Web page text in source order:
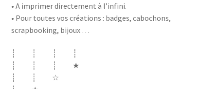
• A imprimer directement à l’infini.
• Pour toutes vos créations : badges, cabochons,
scrapbooking, bijoux …
┊ ┊ ┊ ┊
┊ ┊ ┊ ★
┊ ┊ ☆